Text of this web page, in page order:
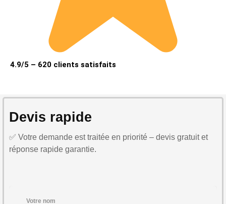
4.9/5 – 620 clients satisfaits
Devis rapide
✅ Votre demande est traitée en priorité – devis gratuit et
réponse rapide garantie.
Votre nom